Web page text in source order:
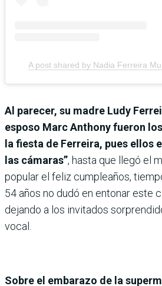
A post shared by Nadia Ferreira
Al parecer, su madre Ludy
esposo Marc Anthony fueron
la fiesta de Ferreira, pues ellos
las cámaras”, hasta que llegó el
popular el feliz cumpleaños,
54 años no dudó en entonar este
dejando a los invitados
vocal.
Sobre el embarazo de la